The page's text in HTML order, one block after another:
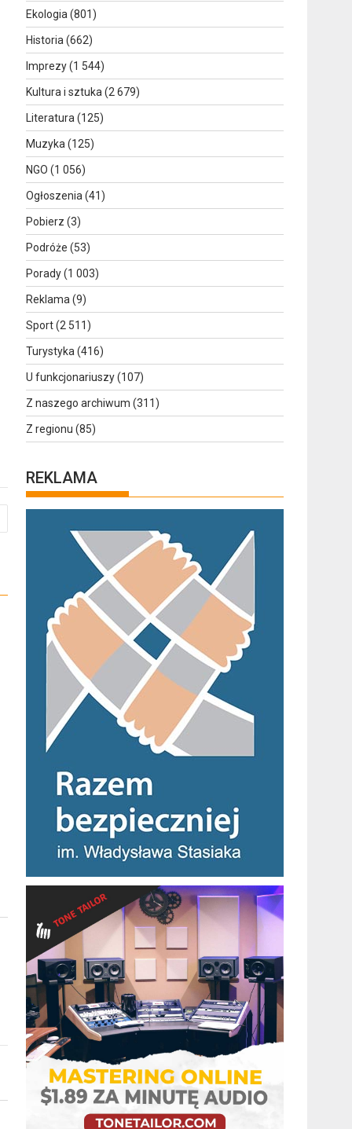
Ekologia (801)
Historia (662)
Imprezy(1 544)
Kultura i sztuka (2 679)
Literatura (125)
Muzyka (125)
NGO (1 056)
Ogłoszenia (41)
Pobierz (3)
Podróże (53)
Porady(1 003)
Reklama (9)
Sport(2 511)
Turystyka (416)
U funkcjonariuszy(107)
Z naszego archiwum (311)
Z regionu (85)
REKLAMA